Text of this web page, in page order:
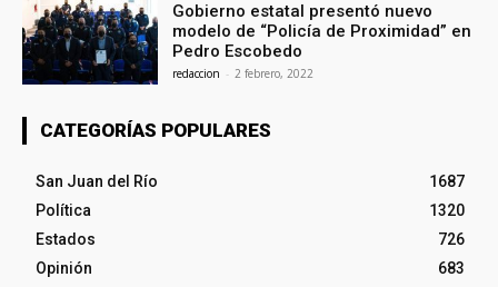
Gobierno estatal presentó nuevo
modelo de “Policía de Proximidad” en
Pedro Escobedo
redaccion - 2 febrero, 2022
CATEGORÍAS POPULARES
San Juan del Río
1687
Política
1320
Estados
726
Opinión
683